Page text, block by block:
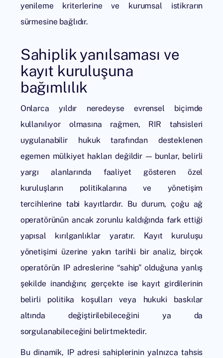
yenileme kriterlerine ve kurumsal istikrarın
sürmesine bağlıdır.
Sahiplik yanılsaması ve
kayıt kuruluşuna
bağımlılık
Onlarca yıldır neredeyse evrensel biçimde
kullanılıyor olmasına rağmen, RIR tahsisleri
uygulanabilir hukuk tarafından desteklenen
egemen mülkiyet hakları değildir — bunlar, belirli
yargı alanlarında faaliyet gösteren özel
kuruluşların politikalarına ve yönetişim
tercihlerine tabi kayıtlardır. Bu durum, çoğu ağ
operatörünün ancak zorunlu kaldığında fark ettiği
yapısal kırılganlıklar yaratır. Kayıt kuruluşu
yönetişimi üzerine yakın tarihli bir analiz, birçok
operatörün IP adreslerine “sahip” olduğuna yanlış
şekilde inandığını; gerçekte ise kayıt girdilerinin
belirli politika koşulları veya hukuki baskılar
altında değiştirilebileceğini ya da
sorgulanabileceğini belirtmektedir.
Bu dinamik, IP adresi sahiplerinin yalnızca tahsis